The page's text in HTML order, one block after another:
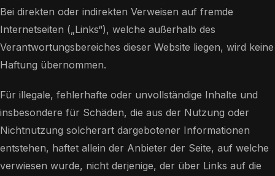
Bei direkten oder indirekten Verweisen auf fremde
Internetseiten („Links“), welche außerhalb des
Verantwortungsbereiches dieser Website liegen, wird keine
Haftung übernommen.
Für illegale, fehlerhafte oder unvollständige Inhalte und
insbesondere für Schäden, die aus der Nutzung oder
Nichtnutzung solcherart dargebotener Informationen
entstehen, haftet allein der Anbieter der Seite, auf welche
verwiesen wurde, nicht derjenige, der über Links auf die